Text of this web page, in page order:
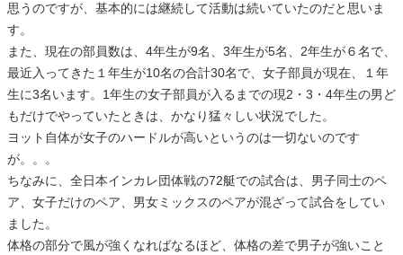
思うのですが、基本的には継続して活動は続いていたのだと思いま
す。
また、現在の部員数は、4年生が9名、3年生が5名、2年生が６名で、
最近入ってきた１年生が10名の合計30名で、女子部員が現在、１年
生に3名います。1年生の女子部員が入るまでの現2・3・4年生の男ど
もだけでやっていたときは、かなり猛々しい状況でした。
ヨット自体が女子のハードルが高いというのは一切ないのです
が。。。
ちなみに、全日本インカレ団体戦の72艇での試合は、男子同士のペ
ア、女子だけのペア、男女ミックスのペアが混ざって試合をしてい
ました。
体格の部分で風が強くなればなるほど、体格の差で男子が強いこと